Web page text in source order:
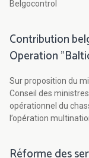
Belgocontrol
Contribution
Operation
Sur proposition du
Conseil des
opérationnel du
l’opération
Réforme des